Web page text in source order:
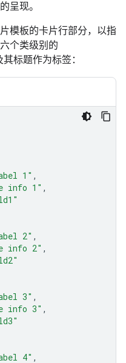
呈现。
模板的卡片行部分，以指
个类级别的
标题作为标签：
1" ,
info 1" ,
2" ,
info 2" ,
3" ,
info 3" ,
4" ,